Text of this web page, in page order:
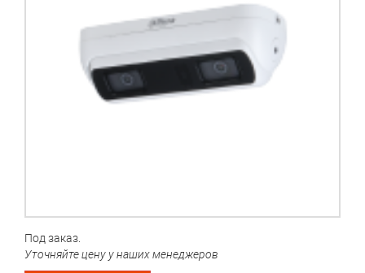
Под заказ.
Уточняйте цену у наших менеджеров